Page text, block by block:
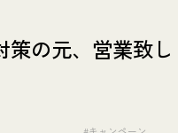
の元、営業致し